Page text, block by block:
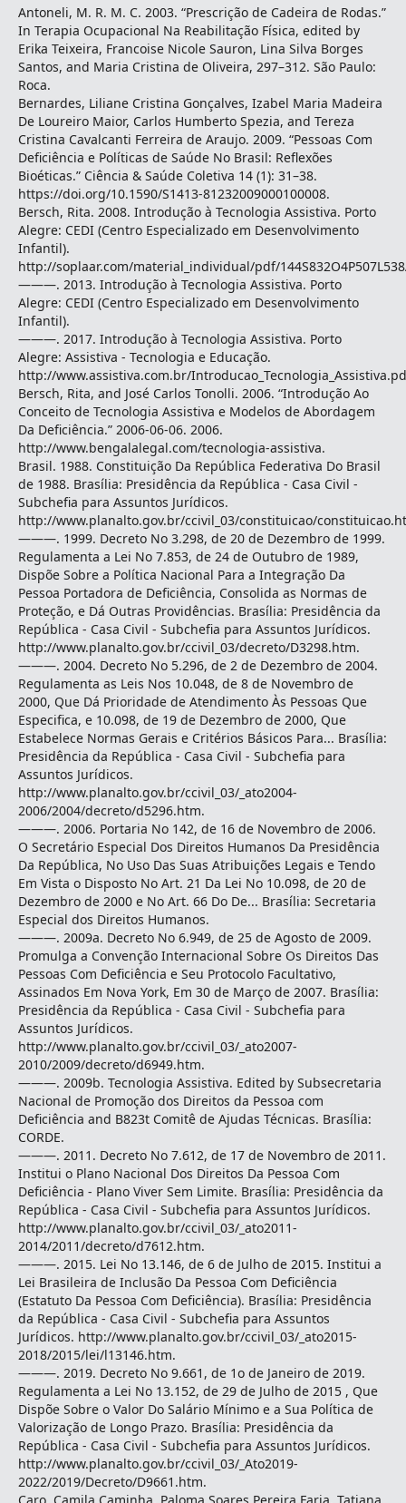
Antoneli, M. R. M. C. 2003. “Prescrição de Cadeira de Rodas.”
In Terapia Ocupacional Na Reabilitação Física, edited by
Erika Teixeira, Francoise Nicole Sauron, Lina Silva Borges
Santos, and Maria Cristina de Oliveira, 297–312. São Paulo:
Roca.
Bernardes, Liliane Cristina Gonçalves, Izabel Maria Madeira
De Loureiro Maior, Carlos Humberto Spezia, and Tereza
Cristina Cavalcanti Ferreira de Araujo. 2009. “Pessoas Com
Deficiência e Políticas de Saúde No Brasil: Reflexões
Bioéticas.” Ciência & Saúde Coletiva 14 (1): 31–38.
https://doi.org/10.1590/S1413-81232009000100008.
Bersch, Rita. 2008. Introdução à Tecnologia Assistiva. Porto
Alegre: CEDI (Centro Especializado em Desenvolvimento
Infantil).
http://soplaar.com/material_individual/pdf/
———. 2013. Introdução à Tecnologia Assistiva. Porto
Alegre: CEDI (Centro Especializado em Desenvolvimento
Infantil).
———. 2017. Introdução à Tecnologia Assistiva. Porto
Alegre: Assistiva - Tecnologia e Educação.
http://www.assistiva.com.br/
Bersch, Rita, and José Carlos Tonolli. 2006. “Introdução Ao
Conceito de Tecnologia Assistiva e Modelos de Abordagem
Da Deficiência.” 2006-06-06. 2006.
http://www.bengalalegal.com/tecnologia-assistiva.
Brasil. 1988. Constituição Da República Federativa Do Brasil
de 1988. Brasília: Presidência da República - Casa Civil -
Subchefia para Assuntos Jurídicos.
http://www.planalto.gov.br/ccivil_03/constituicao/
———. 1999. Decreto No 3.298, de 20 de Dezembro de 1999.
Regulamenta a Lei No 7.853, de 24 de Outubro de 1989,
Dispõe Sobre a Política Nacional Para a Integração Da
Pessoa Portadora de Deficiência, Consolida as Normas de
Proteção, e Dá Outras Providências. Brasília: Presidência da
República - Casa Civil - Subchefia para Assuntos Jurídicos.
http://www.planalto.gov.br/ccivil_03/decreto/D3298.htm.
———. 2004. Decreto No 5.296, de 2 de Dezembro de 2004.
Regulamenta as Leis Nos 10.048, de 8 de Novembro de
2000, Que Dá Prioridade de Atendimento Às Pessoas Que
Especifica, e 10.098, de 19 de Dezembro de 2000, Que
Estabelece Normas Gerais e Critérios Básicos Para... Brasília:
Presidência da República - Casa Civil - Subchefia para
Assuntos Jurídicos.
http://www.planalto.gov.br/ccivil_03/_ato2004-
2006/2004/decreto/d5296.htm.
———. 2006. Portaria No 142, de 16 de Novembro de 2006.
O Secretário Especial Dos Direitos Humanos Da Presidência
Da República, No Uso Das Suas Atribuições Legais e Tendo
Em Vista o Disposto No Art. 21 Da Lei No 10.098, de 20 de
Dezembro de 2000 e No Art. 66 Do De... Brasília: Secretaria
Especial dos Direitos Humanos.
———. 2009a. Decreto No 6.949, de 25 de Agosto de 2009.
Promulga a Convenção Internacional Sobre Os Direitos Das
Pessoas Com Deficiência e Seu Protocolo Facultativo,
Assinados Em Nova York, Em 30 de Março de 2007. Brasília:
Presidência da República - Casa Civil - Subchefia para
Assuntos Jurídicos.
http://www.planalto.gov.br/ccivil_03/_ato2007-
2010/2009/decreto/d6949.htm.
———. 2009b. Tecnologia Assistiva. Edited by Subsecretaria
Nacional de Promoção dos Direitos da Pessoa com
Deficiência and B823t Comitê de Ajudas Técnicas. Brasília:
CORDE.
———. 2011. Decreto No 7.612, de 17 de Novembro de 2011.
Institui o Plano Nacional Dos Direitos Da Pessoa Com
Deficiência - Plano Viver Sem Limite. Brasília: Presidência da
República - Casa Civil - Subchefia para Assuntos Jurídicos.
http://www.planalto.gov.br/ccivil_03/_ato2011-
2014/2011/decreto/d7612.htm.
———. 2015. Lei No 13.146, de 6 de Julho de 2015. Institui a
Lei Brasileira de Inclusão Da Pessoa Com Deficiência
(Estatuto Da Pessoa Com Deficiência). Brasília: Presidência
da República - Casa Civil - Subchefia para Assuntos
Jurídicos. http://www.planalto.gov.br/ccivil_03/_ato2015-
2018/2015/lei/l13146.htm.
———. 2019. Decreto No 9.661, de 1o de Janeiro de 2019.
Regulamenta a Lei No 13.152, de 29 de Julho de 2015 , Que
Dispõe Sobre o Valor Do Salário Mínimo e a Sua Política de
Valorização de Longo Prazo. Brasília: Presidência da
República - Casa Civil - Subchefia para Assuntos Jurídicos.
http://www.planalto.gov.br/ccivil_03/_Ato2019-
2022/2019/Decreto/D9661.htm.
Caro, Camila Caminha, Paloma Soares Pereira Faria, Tatiana